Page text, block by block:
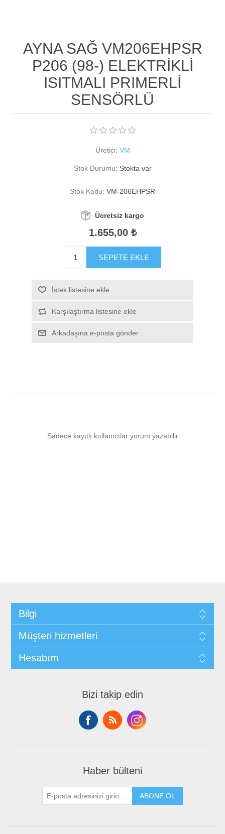
AYNA SAĞ VM206EHPSR
P206 (98-) ELEKTRİKLİ
ISITMALI PRIMERLİ
SENSÖRLÜ
Üretici: VM
Stok Durumu: Stokta var
Stok Kodu: VM-206EHPSR
Ücretsiz kargo
1.655,00 ₺
SEPETE EKLE
İstek listesine ekle
Karşılaştırma listesine ekle
Arkadaşına e-posta gönder
Sadece kayıtlı kullanıcılar yorum yazabilir
Bilgi
Müşteri hizmetleri
Hesabım
Bizi takip edin
Haber bülteni
ABONE OL